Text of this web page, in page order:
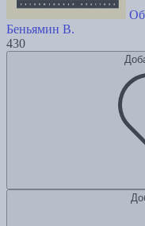
Беньямин В.
430